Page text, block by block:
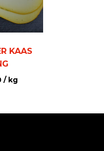
KAAS
/ kg